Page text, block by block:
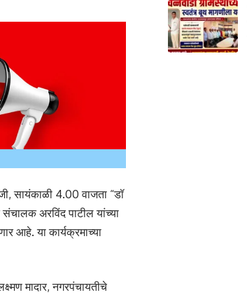
सायंकाळी 4.00 वाजता “डॉ
अरविंद पाटील यांच्या
आहे. या कार्यक्रमाच्या
मादार, नगरपंचायतीचे